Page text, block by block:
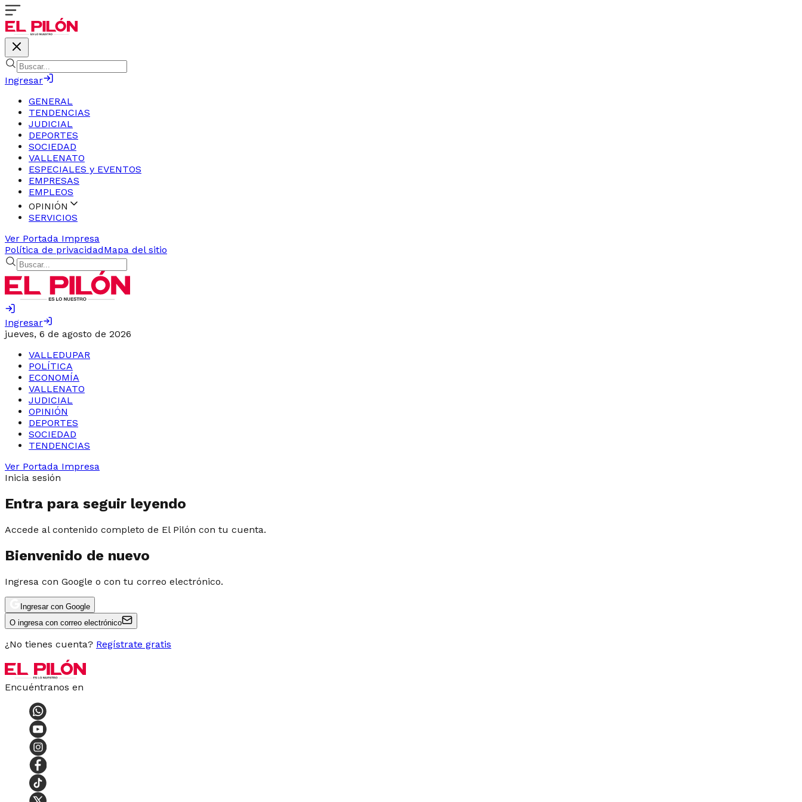
Ingresar
GENERAL
TENDENCIAS
JUDICIAL
DEPORTES
SOCIEDAD
VALLENATO
ESPECIALES y EVENTOS
EMPRESAS
EMPLEOS
OPINIÓN
SERVICIOS
Ver Portada Impresa
Política de privacidadMapa del sitio
Ingresar
jueves, 6 de agosto de 2026
VALLEDUPAR
POLÍTICA
ECONOMÍA
VALLENATO
JUDICIAL
OPINIÓN
DEPORTES
SOCIEDAD
TENDENCIAS
Ver Portada Impresa
Inicia sesión
Entra para seguir leyendo
Accede al contenido completo de El Pilón con tu cuenta.
Bienvenido de nuevo
Ingresa con Google o con tu correo electrónico.
Ingresar con Google
O ingresa con correo electrónico
¿No tienes cuenta? Regístrate gratis
Encuéntranos en